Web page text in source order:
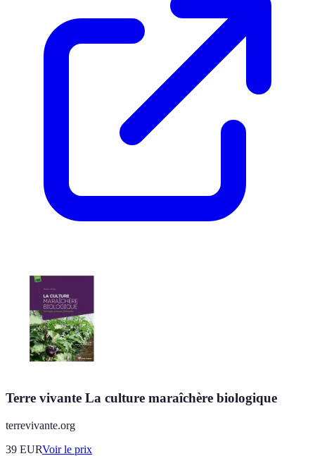
Terre vivante La culture maraîchère biologique
terrevivante.org
39 EURVoir le prix